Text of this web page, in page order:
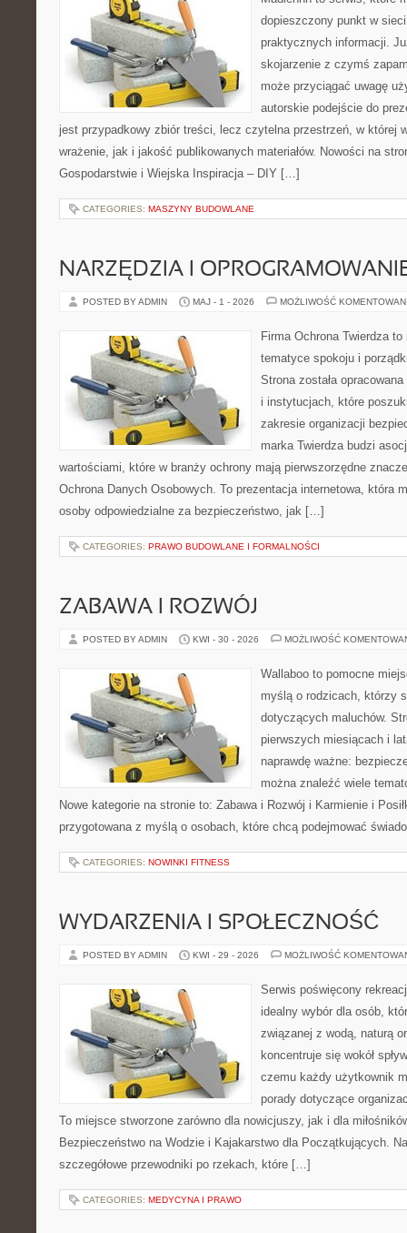
dopieszczony punkt w
praktycznych informacji.
skojarzenie z czymś
może przyciągać uwagę
autorskie podejście do
jest przypadkowy zbiór treści, lecz czytelna przestrzeń, w której
wrażenie, jak i jakość publikowanych materiałów. Nowości na
Gospodarstwie i Wiejska Inspiracja – DIY […]
CATEGORIES: MASZYNY BUDOWLANE
NARZĘDZIA I
POSTED BY ADMIN MAJ - 1 - 2026 MOŻLIWOŚĆ
Firma Ochrona Twierdza
tematyce spokoju i
Strona została
i instytucjach, które
zakresie organizacji
marka Twierdza budzi
wartościami, które w branży ochrony mają pierwszorzędne
Ochrona Danych Osobowych. To prezentacja internetowa, która
osoby odpowiedzialne za bezpieczeństwo, jak […]
CATEGORIES: PRAWO BUDOWLANE I FORMALNOŚCI
ZABAWA I ROZWÓJ
POSTED BY ADMIN KWI - 30 - 2026 MOŻLIWOŚĆ
Wallaboo to pomocne
myślą o rodzicach, którzy
dotyczących maluchów.
pierwszych miesiącach i
naprawdę ważne:
można znaleźć wiele
Nowe kategorie na stronie to: Zabawa i Rozwój i Karmienie i
przygotowana z myślą o osobach, które chcą podejmować
CATEGORIES: NOWINKI FITNESS
WYDARZENIA I SPOŁECZNOŚĆ
POSTED BY ADMIN KWI - 29 - 2026 MOŻLIWOŚĆ
Serwis poświęcony
idealny wybór dla osób,
związanej z wodą, naturą
koncentruje się wokół
czemu każdy użytkownik
porady dotyczące
To miejsce stworzone zarówno dla nowicjuszy, jak i dla
Bezpieczeństwo na Wodzie i Kajakarstwo dla Początkujących.
szczegółowe przewodniki po rzekach, które […]
CATEGORIES: MEDYCYNA I PRAWO